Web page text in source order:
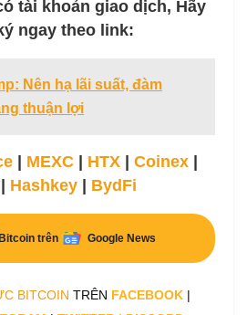
tài khoản giao dịch, Hãy
ngay theo link:
Nên hạ lãi suất, đàm
thuận lợi
| MEXC | HTX | Coinex |
Hashkey| BydFi
trên Google News
BITCOIN TRÊN FACEBOOK |